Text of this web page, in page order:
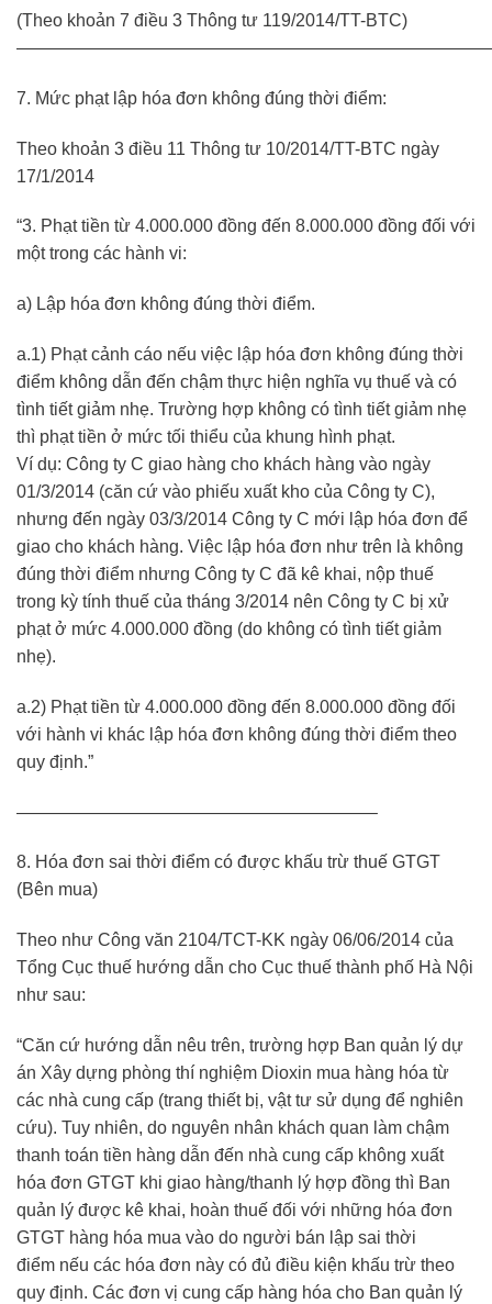
(Theo khoản 7 điều 3 Thông tư 119/2014/TT-BTC)
7. Mức phạt lập hóa đơn không đúng thời điểm:
Theo khoản 3 điều 11 Thông tư 10/2014/TT-BTC ngày
17/1/2014
“3. Phạt tiền từ 4.000.000 đồng đến 8.000.000 đồng đối với
một trong các hành vi:
a) Lập hóa đơn không đúng thời điểm.
a.1) Phạt cảnh cáo nếu việc lập hóa đơn không đúng thời
điểm không dẫn đến chậm thực hiện nghĩa vụ thuế và có
tình tiết giảm nhẹ. Trường hợp không có tình tiết giảm nhẹ
thì phạt tiền ở mức tối thiểu của khung hình phạt.
Ví dụ: Công ty C giao hàng cho khách hàng vào ngày
01/3/2014 (căn cứ vào phiếu xuất kho của Công ty C),
nhưng đến ngày 03/3/2014 Công ty C mới lập hóa đơn để
giao cho khách hàng. Việc lập hóa đơn như trên là không
đúng thời điểm nhưng Công ty C đã kê khai, nộp thuế
trong kỳ tính thuế của tháng 3/2014 nên Công ty C bị xử
phạt ở mức 4.000.000 đồng (do không có tình tiết giảm
nhẹ).
a.2) Phạt tiền từ 4.000.000 đồng đến 8.000.000 đồng đối
với hành vi khác lập hóa đơn không đúng thời điểm theo
quy định.”
————————————————————–
8. Hóa đơn sai thời điểm có được khấu trừ thuế GTGT
(Bên mua)
Theo như Công văn 2104/TCT-KK ngày 06/06/2014 của
Tổng Cục thuế hướng dẫn cho Cục thuế thành phố Hà Nội
như sau:
“Căn cứ hướng dẫn nêu trên, trường hợp Ban quản lý dự
án Xây dựng phòng thí nghiệm Dioxin mua hàng hóa từ
các nhà cung cấp (trang thiết bị, vật tư sử dụng để nghiên
cứu). Tuy nhiên, do nguyên nhân khách quan làm chậm
thanh toán tiền hàng dẫn đến nhà cung cấp không xuất
hóa đơn GTGT khi giao hàng/thanh lý hợp đồng thì Ban
quản lý được kê khai, hoàn thuế đối với những hóa đơn
GTGT hàng hóa mua vào do người bán lập sai thời
điểm nếu các hóa đơn này có đủ điều kiện khấu trừ theo
quy định. Các đơn vị cung cấp hàng hóa cho Ban quản lý